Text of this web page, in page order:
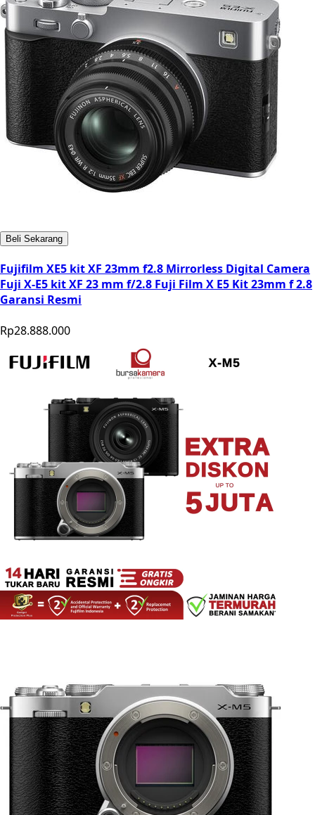
Beli Sekarang
Fujifilm XE5 kit XF 23mm f2.8 Mirrorless Digital Camera
Fuji X-E5 kit XF 23 mm f/2.8 Fuji Film X E5 Kit 23mm f 2.8
Garansi Resmi
Rp28.888.000